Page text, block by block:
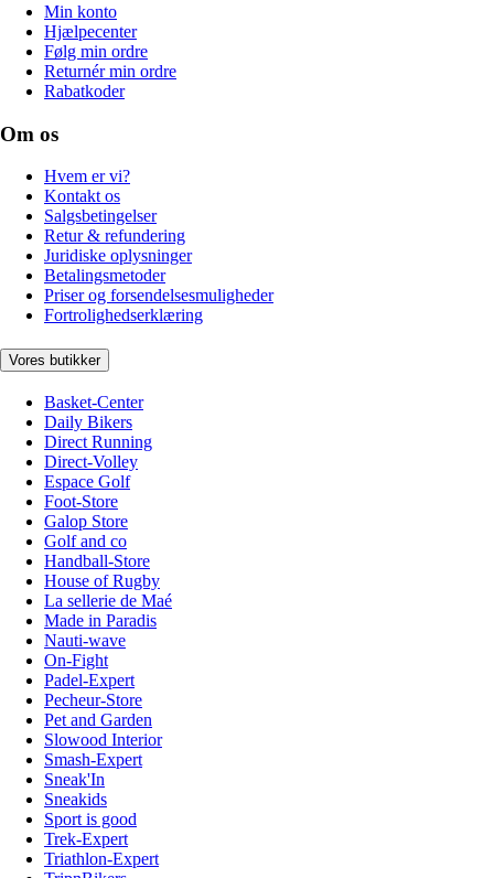
Min konto
Hjælpecenter
Følg min ordre
Returnér min ordre
Rabatkoder
Om os
Hvem er vi?
Kontakt os
Salgsbetingelser
Retur & refundering
Juridiske oplysninger
Betalingsmetoder
Priser og forsendelsesmuligheder
Fortrolighedserklæring
Vores butikker
Basket-Center
Daily Bikers
Direct Running
Direct-Volley
Espace Golf
Foot-Store
Galop Store
Golf and co
Handball-Store
House of Rugby
La sellerie de Maé
Made in Paradis
Nauti-wave
On-Fight
Padel-Expert
Pecheur-Store
Pet and Garden
Slowood Interior
Smash-Expert
Sneak'In
Sneakids
Sport is good
Trek-Expert
Triathlon-Expert